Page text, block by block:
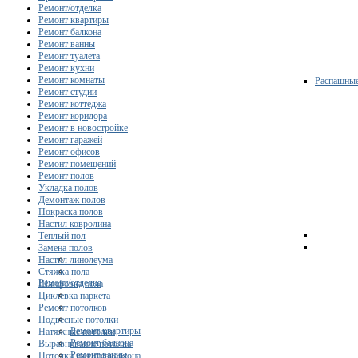
Ремонт/отделка
Ремонт квартиры
Ремонт балкона
Ремонт ванны
Ремонт/отделка
Ремонт квартиры
Ремонт балкона
Ремонт ванны
Ремонт туалета
Ремонт кухни
Ремонт комнаты
Ремонт студии
Ремонт коттеджа
Ремонт коридора
Ремонт в новостройке
Ремонт гаражей
Ремонт офисов
Ремонт помещений
Ремонт полов
Укладка полов
Демонтаж полов
Покраска полов
Настил ковролина
Теплый пол
Замена полов
Настил линолеума
Стяжка пола
Шлифовка пола
Циклевка паркета
Ремонт потолков
Подвесные потолки
Натяжные потолки
Выравнивание потолка
Потолки из гипсокартона